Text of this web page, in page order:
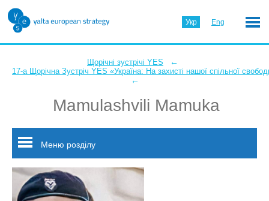
Укр Eng
Щорічні зустрічі YES ←
17-а Щорічна Зустріч YES «Україна: На захисті нашої спільної
←
Mamulashvili Mamuka
Меню розділу